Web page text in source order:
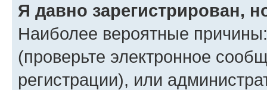
Я давно зарегистрирован,
Наиболее вероятные
(проверьте электронное
регистрации), или